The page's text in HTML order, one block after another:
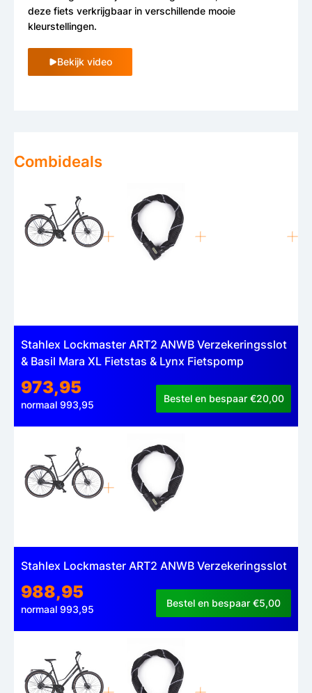
Combideals
Stahlex Lockmaster ART2 ANWB Verzekeringsslot
& Basil Mara XL Fietstas & Lynx Fietspomp
973,95
normaal 993,95
Bestel en bespaar €20,00
Stahlex Lockmaster ART2 ANWB Verzekeringsslot
988,95
normaal 993,95
Bestel en bespaar €5,00
deze fiets verkrijgbaar in verschillende mooie
kleurstellingen.
Bekijk video